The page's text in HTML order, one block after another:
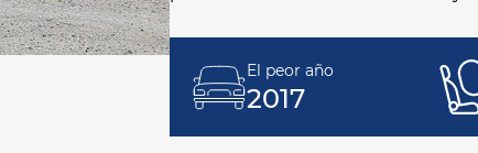
El peor año
2017